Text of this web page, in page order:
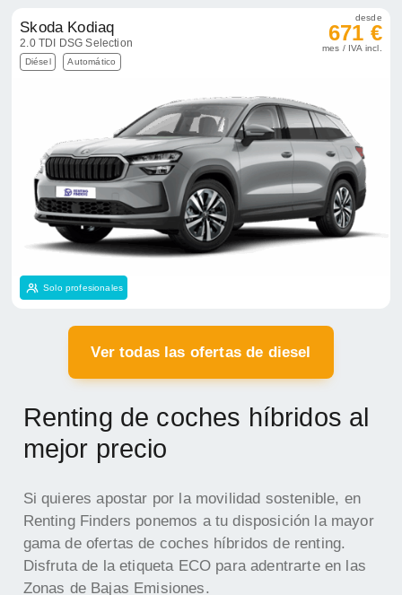
Skoda Kodiaq
2.0 TDI DSG Selection
Diésel Automático
desde
671 €
mes / IVA incl.
Solo profesionales
Ver todas las ofertas de diesel
Renting de coches híbridos al
mejor precio
Si quieres apostar por la movilidad sostenible, en
Renting Finders ponemos a tu disposición la mayor
gama de ofertas de coches híbridos de renting.
Disfruta de la etiqueta ECO para adentrarte en las
Zonas de Bajas Emisiones.